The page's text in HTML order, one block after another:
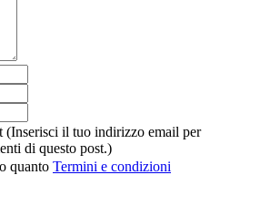
(Inserisci il tuo indirizzo email per
di questo post.)
quanto Termini e condizioni